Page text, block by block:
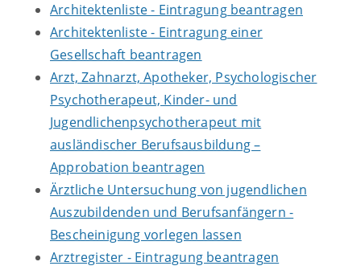
Architektenliste - Eintragung beantragen
Architektenliste - Eintragung einer
Gesellschaft beantragen
Arzt, Zahnarzt, Apotheker, Psychologischer
Psychotherapeut, Kinder- und
Jugendlichenpsychotherapeut mit
ausländischer Berufsausbildung –
Approbation beantragen
Ärztliche Untersuchung von jugendlichen
Auszubildenden und Berufsanfängern -
Bescheinigung vorlegen lassen
Arztregister - Eintragung beantragen